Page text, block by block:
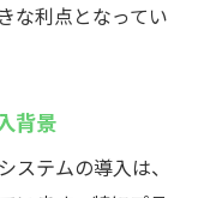
な利点となってい
背景
ステムの導入は、